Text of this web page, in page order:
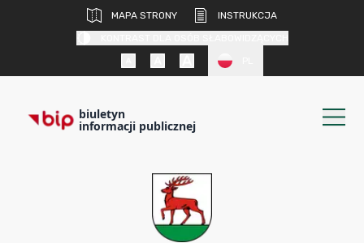
MAPA STRONY
INSTRUKCJA
biuletyn
informacji publicznej